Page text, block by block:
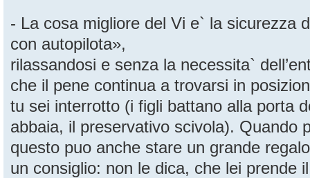
- La cosa migliore del Vi e` la sicurezza
con autopilota»,
rilassandosi e senza la necessita`
che il pene continua a trovarsi in
tu sei interrotto (i figli battano alla porta
abbaia, il preservativo scivola). Quando
questo puo anche stare un grande
un consiglio: non le dica, che lei prende